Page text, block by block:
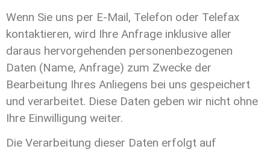
Wenn Sie uns per E-Mail, Telefon oder Telefax
kontaktieren, wird Ihre Anfrage inklusive aller
daraus hervorgehenden personenbezogenen
Daten (Name, Anfrage) zum Zwecke der
Bearbeitung Ihres Anliegens bei uns gespeichert
und verarbeitet. Diese Daten geben wir nicht ohne
Ihre Einwilligung weiter.
Die Verarbeitung dieser Daten erfolgt auf